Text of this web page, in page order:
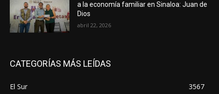
a la economía familiar en Sinaloa: Juan de
Dios
abril 22, 2026
CATEGORÍAS MÁS LEÍDAS
El Sur
3567